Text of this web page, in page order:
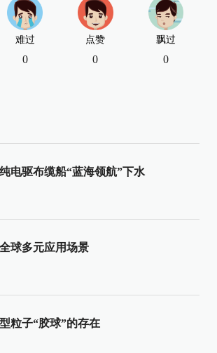
难过
0
点赞
0
飘过
0
电驱布缆船“蓝海领航”下水
球多元应用场景
粒子“胶球”的存在